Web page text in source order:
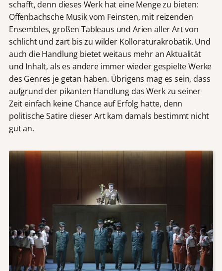
schafft, denn dieses Werk hat eine Menge zu bieten:
Offenbachsche Musik vom Feinsten, mit reizenden
Ensembles, großen Tableaus und Arien aller Art von
schlicht und zart bis zu wilder Kolloraturakrobatik. Und
auch die Handlung bietet weitaus mehr an Aktualität
und Inhalt, als es andere immer wieder gespielte Werke
des Genres je getan haben. Übrigens mag es sein, dass
aufgrund der pikanten Handlung das Werk zu seiner
Zeit einfach keine Chance auf Erfolg hatte, denn
politische Satire dieser Art kam damals bestimmt nicht
gut an.